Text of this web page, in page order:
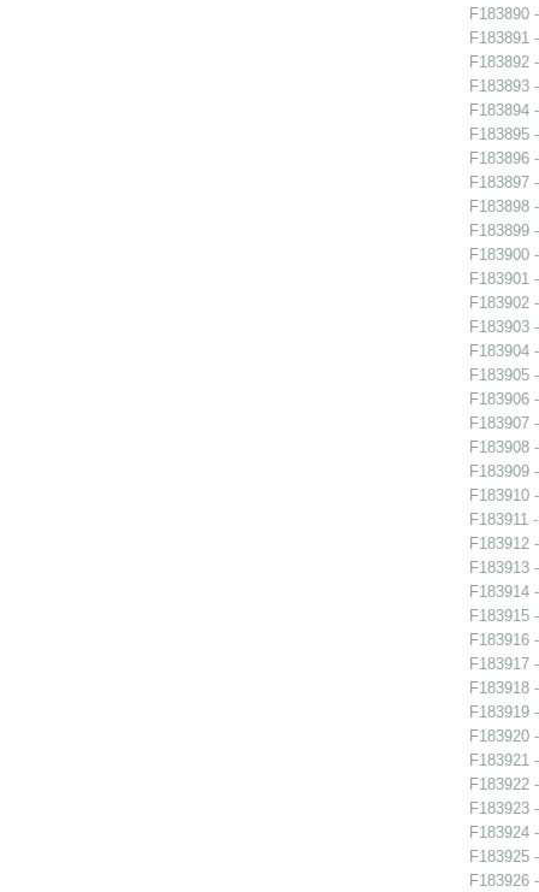
F183890
F183891
F183892
F183893
F183894
F183895
F183896
F183897
F183898
F183899
F183900
F183901
F183902
F183903
F183904
F183905
F183906
F183907
F183908
F183909
F183910
F183911
F183912
F183913
F183914
F183915
F183916
F183917
F183918
F183919
F183920
F183921
F183922
F183923
F183924
F183925
F183926